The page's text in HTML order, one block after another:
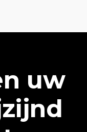
uw